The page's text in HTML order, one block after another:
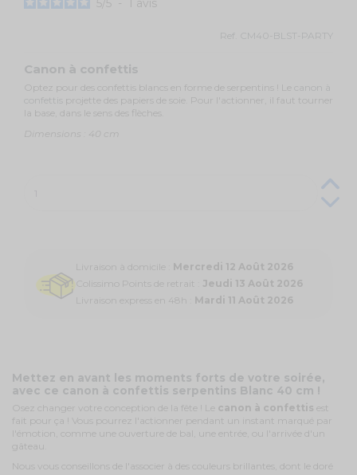
Ref. CM40-BLST-PARTY
Canon à confettis
Optez pour des confettis blancs en forme de serpentins ! Le
canon à
confettis
projette des papiers de soie. Pour l'actionner, il faut tourner
la base, dans le sens des flèches.
Dimensions : 40 cm
Livraison à domicile : Mercredi 12 Août 2026
Colissimo Points de retrait : Jeudi 13 Août 2026
Livraison express en 48h : Mardi 11 Août 2026
Mettez en avant les moments forts de votre soirée,
avec ce canon à confettis serpentins Blanc 40 cm !
Osez changer votre conception de la fête ! Le canon à confettis est
fait pour ça ! Vous pourrez l'actionner pendant un instant marqué par
l'émotion, comme une ouverture de bal, une entrée, ou l'arrivée d'un
gâteau.
Nous vous conseillons de l'associer à des couleurs brillantes, dont le doré